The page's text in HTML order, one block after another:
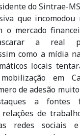
do Sintrae-
que incomodou
o mercado
a real
como a mídia
locais
em
de adesão
a fontes
de
redes sociais